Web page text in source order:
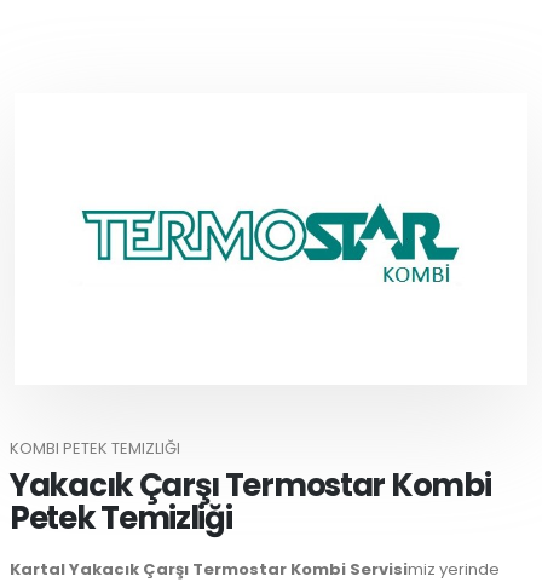
KOMBI PETEK TEMIZLIĞI
Yakacık Çarşı Termostar Kombi
Petek Temizliği
Kartal Yakacık Çarşı Termostar Kombi Servisimiz yerinde